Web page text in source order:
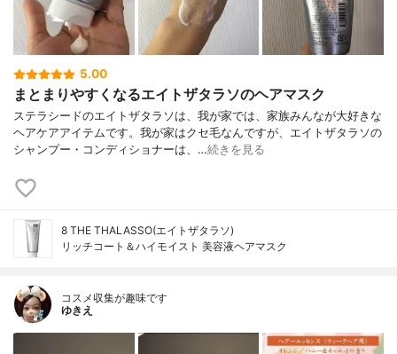
5.00
まとまりやすくなるエイトザタラソのヘアマスク
ステラシードのエイトザタラソは、我が家では、家族みんなが大好きな
ヘアケアアイテムです。我が家はクセ毛なんですが、エイトザタラソの
シャンプー・コンディショナーは、…続きを見る
8 THE THALASSO(エイトザタラソ)
リッチコート＆ハイモイスト 美容液ヘアマスク
コスメ収集が趣味です
ゆきえ